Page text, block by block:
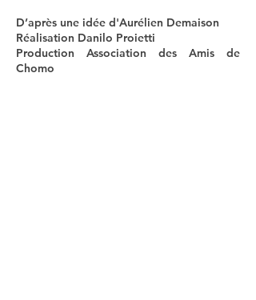
D’après une idée d'Aurélien Demaison
Réalisation Danilo Proietti
Production Association des Amis de
Chomo